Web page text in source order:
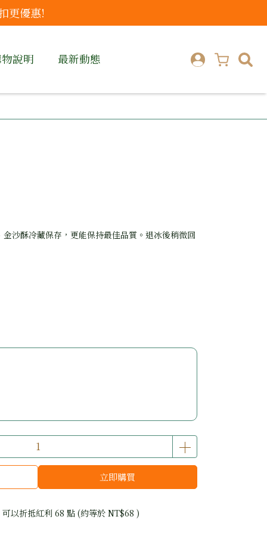
更優惠!
說明 最新動態
沙酥冷藏保存，更能保持最佳品質。退冰後稍微回
立即購買
以折抵紅利 68 點 (約等於 NT$68 )